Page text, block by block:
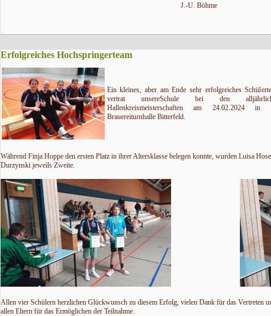
J.-U. Böhme
Erfolgreiches Hochspringerteam
Ein kleines, aber am Ende sehr erfolgreiches
vertrat unsereSchule bei den
Hallenkreismeisterschaften am 24.02.2024 in
Brauereiturnhalle Bitterfeld.
Während Finja Hoppe den ersten Platz in ihrer Altersklasse belegen konnte, wurden Luisa
Durzynski jeweils Zweite.
Allen vier Schülern herzlichen Glückwunsch zu diesem Erfolg, vielen Dank für das Vertreten
allen Eltern für das Ermöglichen der Teilnahme.